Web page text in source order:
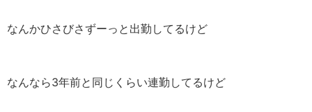
なんかひさびさずーっと出勤してるけど
なんなら3年前と同じくらい連勤してるけど